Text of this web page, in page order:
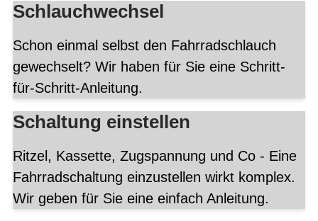
Schlauchwechsel
Schon einmal selbst den Fahrradschlauch
gewechselt? Wir haben für Sie eine Schritt-
für-Schritt-Anleitung.
Schaltung einstellen
Ritzel, Kassette, Zugspannung und Co - Eine
Fahrradschaltung einzustellen wirkt komplex.
Wir geben für Sie eine einfach Anleitung.